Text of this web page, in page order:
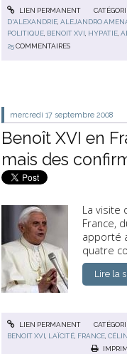
LIEN PERMANENT
D'ALEXANDRIE ,ALEJANDRO
POLITIQUE BENOIT XVI HYPATIE ,
25COMMENTAIRES
mercredi 17 septembre 2008
Benoît XVI en
mais des
La visite
France,
apporté
quatre
Lire la
LIEN PERMANENT
BENOIT XVI LAÏCITÉ FRANCE ,